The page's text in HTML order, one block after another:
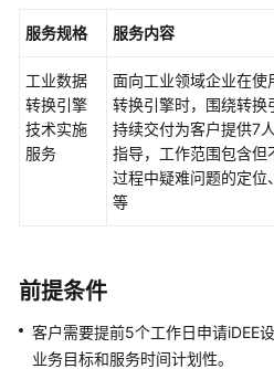
云
生
专
家
服
务
家
服
服务规格 服务内容
工业数据
转换引擎
技术实施
服务
面向工业领域企业在使
转换引擎时，围绕转换
持续交付为客户提供7
指导，工作范围包含但
过程中疑难问题的定位
等
前提条件
客户需要提前5个工作日申请iDEE
业务目标和服务时间计划性。